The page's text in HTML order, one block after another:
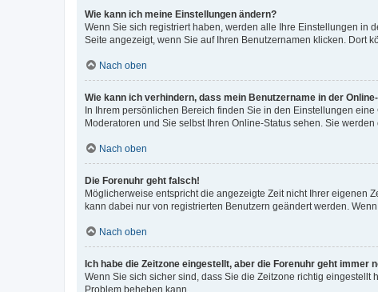
Wie kann ich meine Einstellungen ändern?
Wenn Sie sich registriert haben, werden alle Ihre Einstellungen in
Seite angezeigt, wenn Sie auf Ihren Benutzernamen klicken. Dort
Nach oben
Wie kann ich verhindern, dass mein Benutzername in der
In Ihrem persönlichen Bereich finden Sie in den Einstellungen
Moderatoren und Sie selbst Ihren Online-Status sehen. Sie
Nach oben
Die Forenuhr geht falsch!
Möglicherweise entspricht die angezeigte Zeit nicht Ihrer eigenen
kann dabei nur von registrierten Benutzern geändert werden.
Nach oben
Ich habe die Zeitzone eingestellt, aber die Forenuhr geht immer
Wenn Sie sich sicher sind, dass Sie die Zeitzone richtig eingestellt
Problem beheben kann.